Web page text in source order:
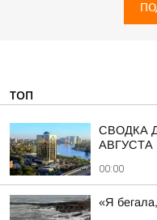
ТОП
СВОДКА
АВГУСТА
00:00
«Я